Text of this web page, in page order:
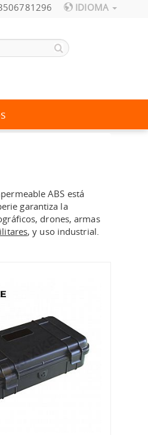
IDIOMA
ABS está
garantiza la
drones, armas
, y uso industrial.